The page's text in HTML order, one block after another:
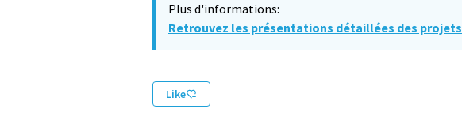
Plus d'informations:
Retrouvez les présentations détaillées des projets
Like